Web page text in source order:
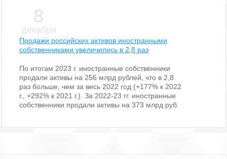
8
декабря
Продажи российских активов иностранными
собственниками увеличились в 2,8 раз
По итогам 2023 г. иностранные собственники
продали активы на 256 млрд рублей, что в 2,8
раз больше, чем за весь 2022 год (+177% к 2022
г., +292% к 2021 г.). За 2022-23 гг. иностранные
собственники продали активы на 373 млрд руб.